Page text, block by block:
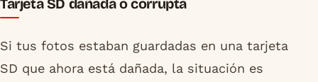
Tarjeta SD dañada o corrupta
Si tus fotos estaban guardadas en una tarjeta
SD que ahora está dañada, la situación es